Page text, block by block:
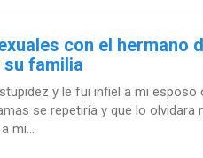
con el hermano
familia
y le fui infiel a mi
se repetiría y que lo
mi...